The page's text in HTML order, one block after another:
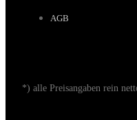
AGB
*) alle Preisangaben rein